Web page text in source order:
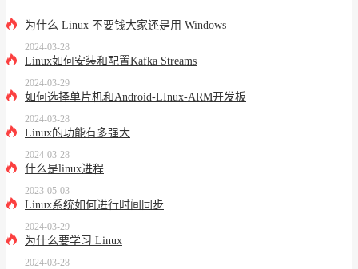
为什么 Linux 不要钱大家还是用 Windows
2024-03-28
Linux如何安装和配置Kafka Streams
2024-03-29
如何选择单片机和Android-LInux-ARM开发板
2024-03-28
Linux的功能有多强大
2024-03-28
什么是linux进程
2023-05-03
Linux系统如何进行时间同步
2024-03-29
为什么要学习 Linux
2024-03-28